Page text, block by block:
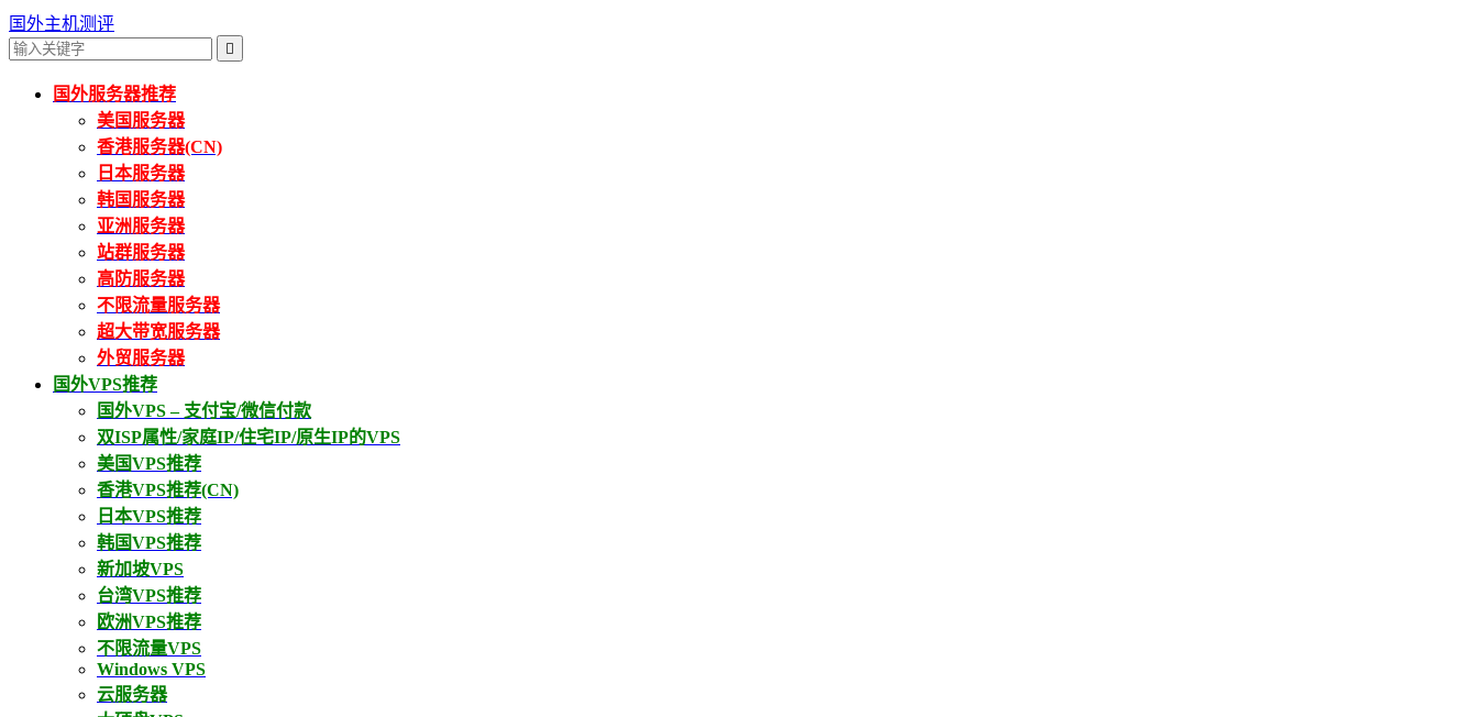
国外主机测评

国外服务器推荐
美国服务器
香港服务器(CN)
日本服务器
韩国服务器
亚洲服务器
站群服务器
高防服务器
不限流量服务器
超大带宽服务器
外贸服务器
国外VPS推荐
国外VPS – 支付宝/微信付款
双ISP属性/家庭IP/住宅IP/原生IP的VPS
美国VPS推荐
香港VPS推荐(CN)
日本VPS推荐
韩国VPS推荐
新加坡VPS
台湾VPS推荐
欧洲VPS推荐
不限流量VPS
Windows VPS
云服务器